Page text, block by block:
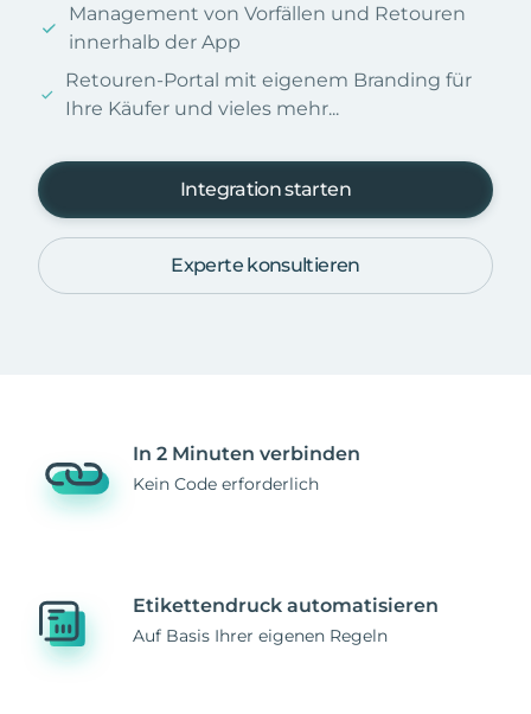
Management von Vorfällen und Retouren
innerhalb der App
Retouren-Portal mit eigenem Branding für
Ihre Käufer und vieles mehr...
Integration starten
Experte konsultieren
In 2 Minuten verbinden
Kein Code erforderlich
Etikettendruck automatisieren
Auf Basis Ihrer eigenen Regeln